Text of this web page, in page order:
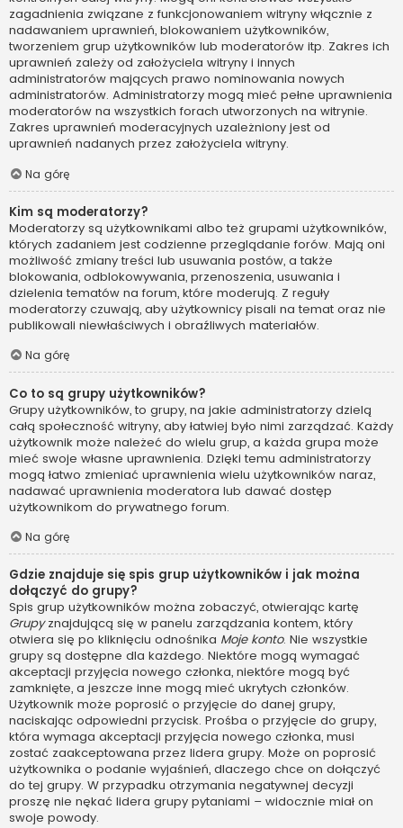
zagadnienia związane z funkcjonowaniem witryny włącznie z
nadawaniem uprawnień, blokowaniem użytkowników,
tworzeniem grup użytkowników lub moderatorów itp. Zakres ich
uprawnień zależy od założyciela witryny i innych
administratorów mających prawo nominowania nowych
administratorów. Administratorzy mogą mieć pełne uprawnienia
moderatorów na wszystkich forach utworzonych na witrynie.
Zakres uprawnień moderacyjnych uzależniony jest od
uprawnień nadanych przez założyciela witryny.
Na górę
Kim są moderatorzy?
Moderatorzy są użytkownikami albo też grupami użytkowników,
których zadaniem jest codzienne przeglądanie forów. Mają oni
możliwość zmiany treści lub usuwania postów, a także
blokowania, odblokowywania, przenoszenia, usuwania i
dzielenia tematów na forum, które moderują. Z reguły
moderatorzy czuwają, aby użytkownicy pisali na temat oraz nie
publikowali niewłaściwych i obraźliwych materiałów.
Na górę
Co to są grupy użytkowników?
Grupy użytkowników, to grupy, na jakie administratorzy dzielą
całą społeczność witryny, aby łatwiej było nimi zarządzać. Każdy
użytkownik może należeć do wielu grup, a każda grupa może
mieć swoje własne uprawnienia. Dzięki temu administratorzy
mogą łatwo zmieniać uprawnienia wielu użytkowników naraz,
nadawać uprawnienia moderatora lub dawać dostęp
użytkownikom do prywatnego forum.
Na górę
Gdzie znajduje się spis grup użytkowników i jak można
dołączyć do grupy?
Spis grup użytkowników można zobaczyć, otwierając kartę
Grupyznajdującą się w panelu zarządzania kontem, który
otwiera się po kliknięciu odnośnika Moje konto. Nie wszystkie
grupy są dostępne dla każdego. Niektóre mogą wymagać
akceptacji przyjęcia nowego członka, niektóre mogą być
zamknięte, a jeszcze inne mogą mieć ukrytych członków.
Użytkownik może poprosić o przyjęcie do danej grupy,
naciskając odpowiedni przycisk. Prośba o przyjęcie do grupy,
która wymaga akceptacji przyjęcia nowego członka, musi
zostać zaakceptowana przez lidera grupy. Może on poprosić
użytkownika o podanie wyjaśnień, dlaczego chce on dołączyć
do tej grupy. W przypadku otrzymania negatywnej decyzji
proszę nie nękać lidera grupy pytaniami – widocznie miał on
swoje powody.